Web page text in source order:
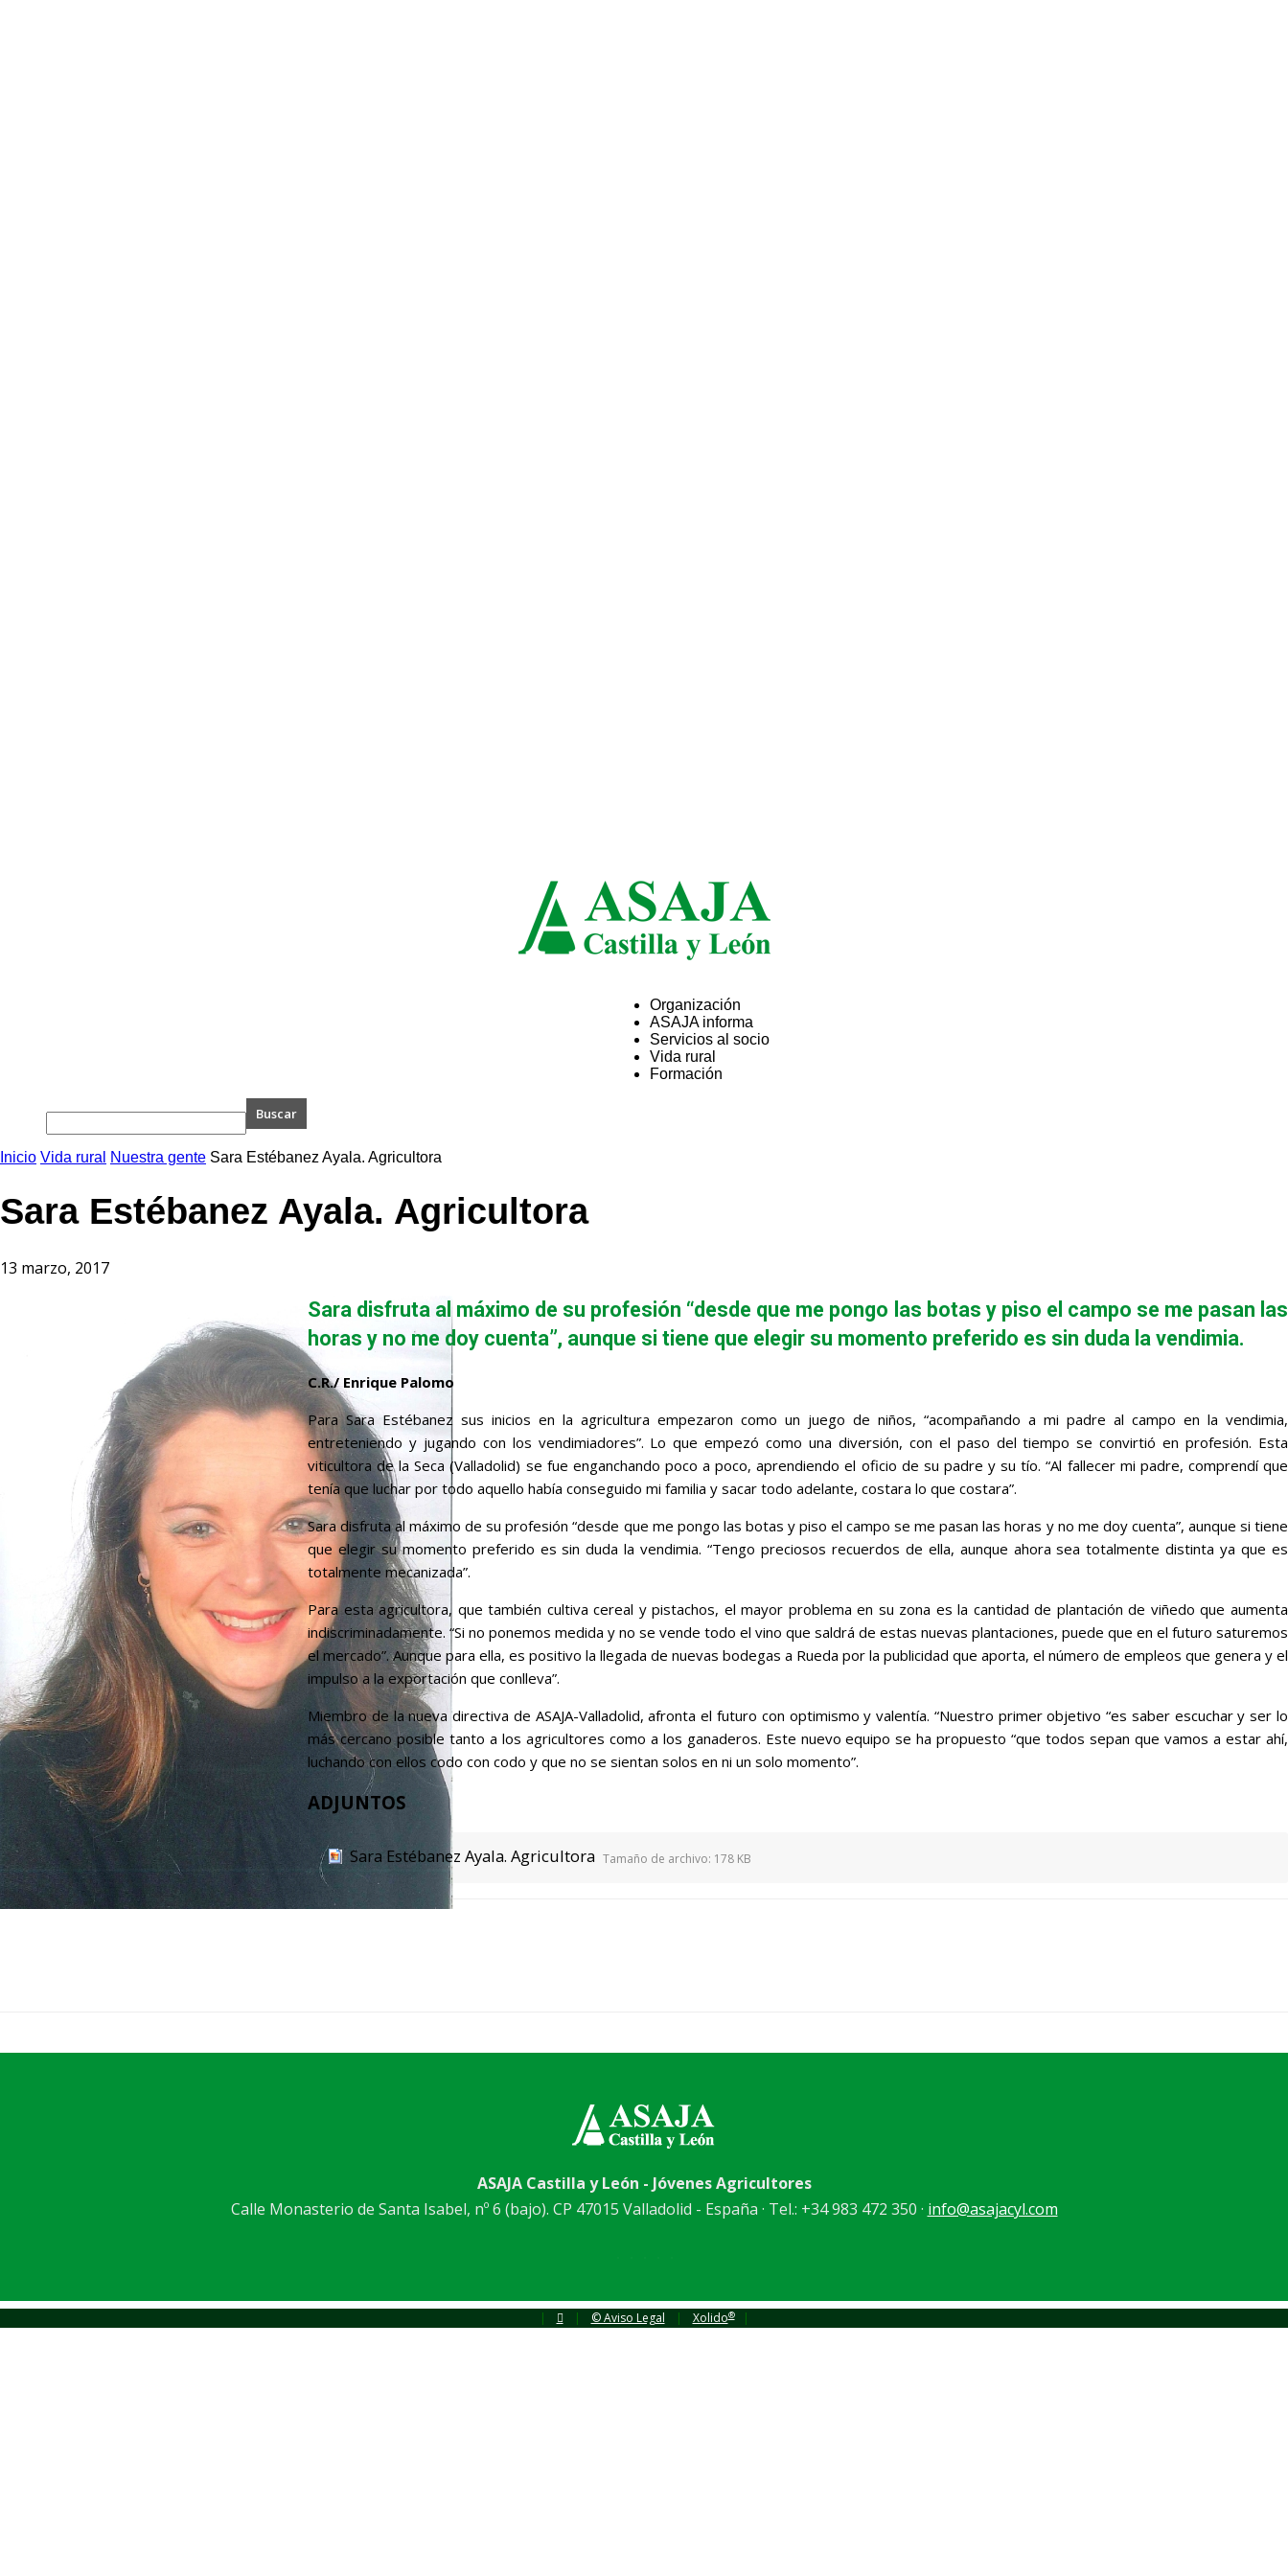
ASAJA
Organización
ASAJA informa
Servicios al socio
Vida rural
Formación
Inicio Vida rural Nuestra gente Sara Estébanez Ayala. Agricultora
Sara Estébanez Ayala. Agricultora
13 marzo, 2017
Sara disfruta al máximo de su profesión “desde que me pongo las botas y piso el campo se me pasan las
horas y no me doy cuenta”, aunque si tiene que elegir su momento preferido es sin duda la vendimia.
C.R./ Enrique Palomo
Para Sara Estébanez sus inicios en la agricultura empezaron como un juego de niños, “acompañando a mi padre al campo en la vendimia,
entreteniendo y jugando con los vendimiadores”. Lo que empezó como una diversión, con el paso del tiempo se convirtió en profesión. Esta
viticultora de la Seca (Valladolid) se fue enganchando poco a poco, aprendiendo el oficio de su padre y su tío. “Al fallecer mi padre, comprendí que
tenía que luchar por todo aquello había conseguido mi familia y sacar todo adelante, costara lo que costara”.
Sara disfruta al máximo de su profesión “desde que me pongo las botas y piso el campo se me pasan las horas y no me doy cuenta”, aunque si tiene
que elegir su momento preferido es sin duda la vendimia. “Tengo preciosos recuerdos de ella, aunque ahora sea totalmente distinta ya que es
totalmente mecanizada”.
Para esta agricultora, que también cultiva cereal y pistachos, el mayor problema en su zona es la cantidad de plantación de viñedo que aumenta
indiscriminadamente. “Si no ponemos medida y no se vende todo el vino que saldrá de estas nuevas plantaciones, puede que en el futuro saturemos
el mercado”. Aunque para ella, es positivo la llegada de nuevas bodegas a Rueda por la publicidad que aporta, el número de empleos que genera y el
impulso a la exportación que conlleva”.
Miembro de la nueva directiva de ASAJA-Valladolid, afronta el futuro con optimismo y valentía. “Nuestro primer objetivo “es saber escuchar y ser lo
más cercano posible tanto a los agricultores como a los ganaderos. Este nuevo equipo se ha propuesto “que todos sepan que vamos a estar ahí,
luchando con ellos codo con codo y que no se sientan solos en ni un solo momento”.
ADJUNTOS
Sara Estébanez Ayala. Agricultora Tamaño de archivo: 178 KB
ASAJA Castilla y León - Jóvenes Agricultores
Calle Monasterio de Santa Isabel, nº 6 (bajo). CP 47015 Valladolid - España · Tel.: +34 983 472 350 · info@asajacyl.com
| | © Aviso Legal | Xolido® |